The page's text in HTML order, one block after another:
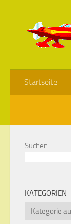
Startseite
Suchen
KATEGORIEN
Kategorien